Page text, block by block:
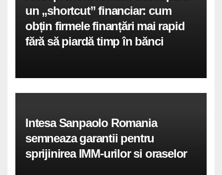
un „shortcut” financiar: cum
obțin firmele finanțări mai rapid
fără să piardă timp în bănci
Intesa Sanpaolo Romania
semneaza garantii pentru
sprijinirea IMM-urilor si oraselor